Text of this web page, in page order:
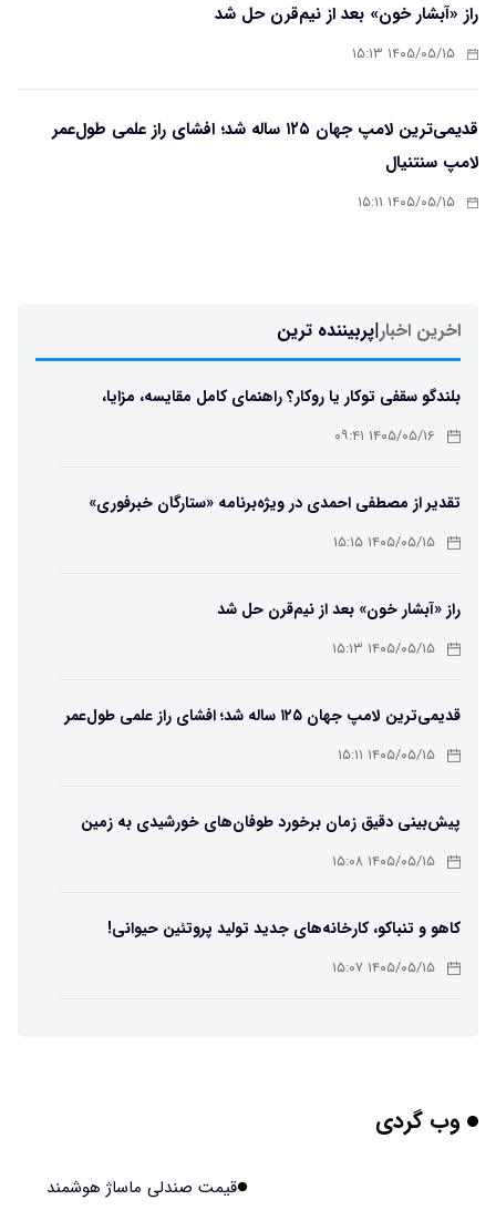
راز «آبشار خون» بعد از نیم‌قرن حل شد
۱۴۰۵/۰۵/۱۵ ۱۵:۱۳
قدیمی‌ترین لامپ جهان ۱۲۵ ساله شد؛ افشای راز علمی طول‌عمر
لامپ سنتنیال
۱۴۰۵/۰۵/۱۵ ۱۵:۱۱
اخرین اخبار|پربیننده ترین
بلندگو سقفی توکار یا روکار؟ راهنمای کامل مقایسه، مزایا،
معایب و انتخاب بهترین مدل
۱۴۰۵/۰۵/۱۶ ۰۹:۴۱
تقدیر از مصطفی احمدی در ویژه‌برنامه «ستارگان خبرفوری»
۱۴۰۵/۰۵/۱۵ ۱۵:۱۵
راز «آبشار خون» بعد از نیم‌قرن حل شد
۱۴۰۵/۰۵/۱۵ ۱۵:۱۳
قدیمی‌ترین لامپ جهان ۱۲۵ ساله شد؛ افشای راز علمی طول‌عمر
لامپ سنتنیال
۱۴۰۵/۰۵/۱۵ ۱۵:۱۱
پیش‌بینی دقیق زمان برخورد طوفان‌های خورشیدی به زمین
ممکن شد
۱۴۰۵/۰۵/۱۵ ۱۵:۰۸
کاهو و تنباکو، کارخانه‌های جدید تولید پروتئین حیوانی!
۱۴۰۵/۰۵/۱۵ ۱۵:۰۷
چرا افراد مضطرب دنیا را متفاوت می بینند؟
وب گردی
قیمت صندلی ماساژ هوشمند